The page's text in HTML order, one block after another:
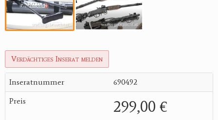
Verdächtiges Inserat melden
Inseratnummer 690492
Preis 299,00 €